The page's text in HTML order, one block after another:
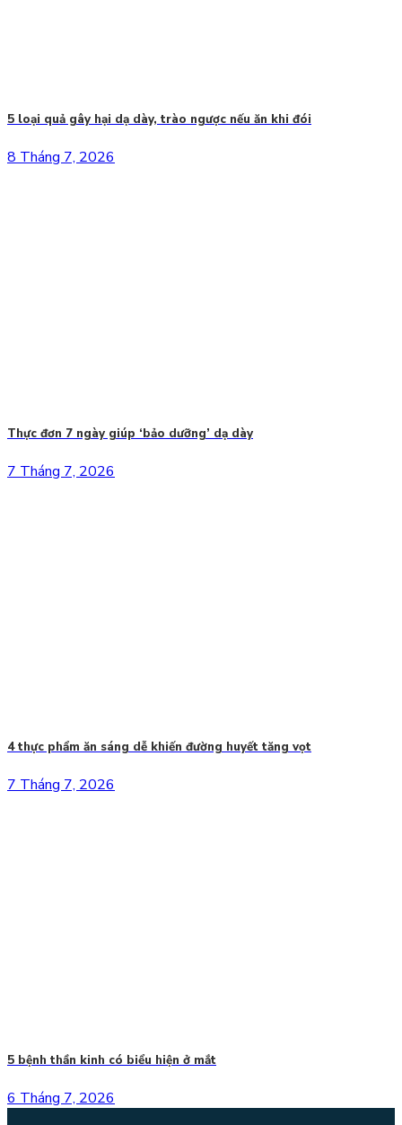
5 loại quả gây hại dạ dày, trào ngược nếu ăn khi đói
8 Tháng 7, 2026
Thực đơn 7 ngày giúp ‘bảo dưỡng’ dạ dày
7 Tháng 7, 2026
4 thực phẩm ăn sáng dễ khiến đường huyết tăng vọt
7 Tháng 7, 2026
5 bệnh thần kinh có biểu hiện ở mắt
6 Tháng 7, 2026